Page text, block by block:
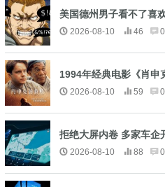
美国德州男子看不了喜
2026-08-10 46 0
1994年经典电影《肖申
2026-08-10 59 0
拒绝大屏内卷 多家车企
2026-08-10 88 0